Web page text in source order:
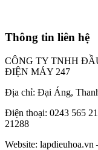
Thông tin liên hệ
CÔNG TY TNHH
ĐIỆN MÁY 247
Địa chỉ: Đại Áng,
Điện thoại: 0243 565
21288
Website: lapdieuhoa.vn